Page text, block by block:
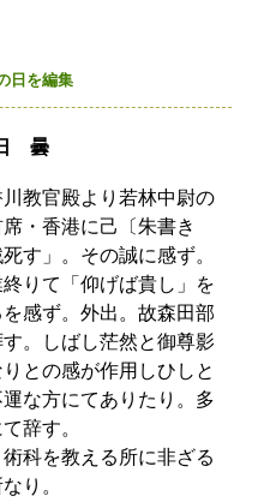
日を編集
曇
教官殿より若林中尉の
・香港に己〔朱書き
す」。その誠に感ず。
りて「仰げば貴し」を
感ず。外出。故森田部
。しばし茫然と御尊影
との感が作用しひしと
な方にてありたり。多
辞す。
科を教える所に非ざる
り。